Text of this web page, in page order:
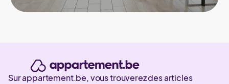
Sur appartement.be, vous trouverez des articles